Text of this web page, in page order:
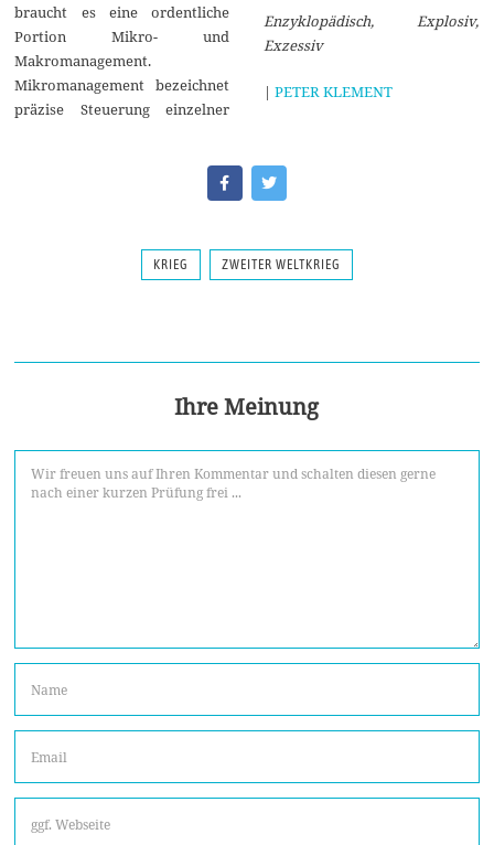
braucht es eine ordentliche
Portion Mikro- und
Makromanagement.
Mikromanagement bezeichnet
präzise Steuerung einzelner
Enzyklopädisch, Explosiv,
Exzessiv
| PETER KLEMENT
KRIEG ZWEITER WELTKRIEG
Ihre Meinung